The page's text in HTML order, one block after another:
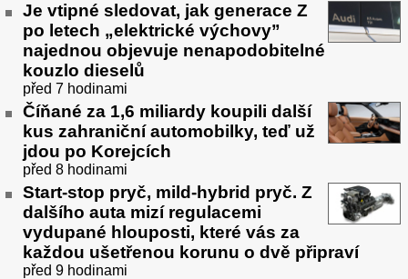
Je vtipné sledovat, jak generace Z
po letech „elektrické výchovy”
najednou objevuje nenapodobitelné
kouzlo dieselů
před 7 hodinami
Číňané za 1,6 miliardy koupili další
kus zahraniční automobilky, teď už
jdou po Korejcích
před 8 hodinami
Start-stop pryč, mild-hybrid pryč. Z
dalšího auta mizí regulacemi
vydupané hlouposti, které vás za
každou ušetřenou korunu o dvě připraví
před 9 hodinami